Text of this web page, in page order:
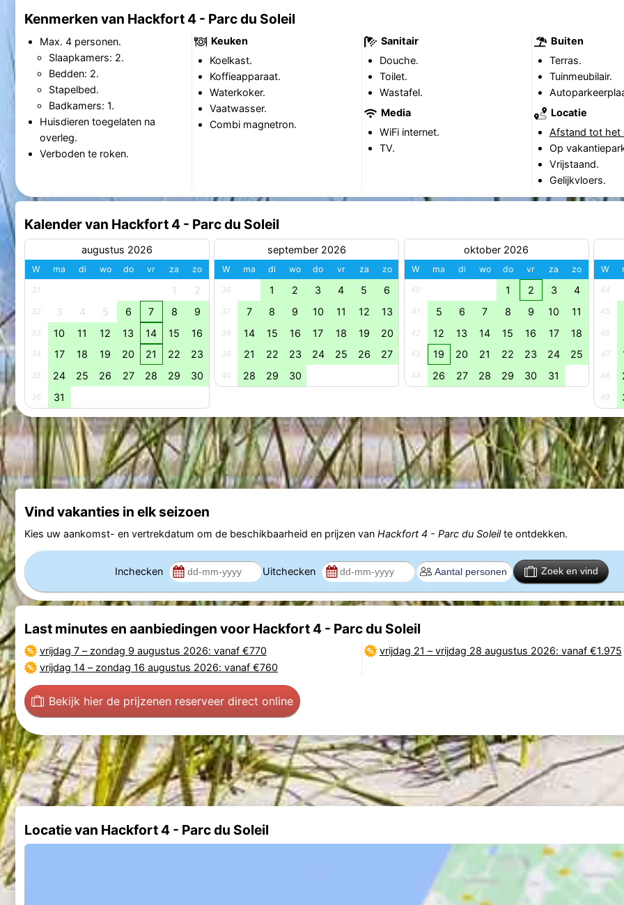
Kenmerken van Hackfort 4 - Parc du Soleil
Max. 4 personen.
Slaapkamers: 2.
Bedden: 2.
Stapelbed.
Badkamers: 1.
Huisdieren toegelaten na
overleg.
Verboden te roken.
Keuken
Koelkast.
Koffieapparaat.
Waterkoker.
Vaatwasser.
Combi magnetron.
Sanitair
Douche.
Toilet.
Wastafel.
Media
WiFi internet.
TV.
Buiten
Terras.
Tuinmeubilair.
Locatie
Afstand tot het
Op
Vrijstaand.
Gelijkvloers.
Kalender van Hackfort 4 - Parc du Soleil
augustus 2026
W ma di wo do vr za zo
31 1 2
32 3 4 5 6 7 8 9
33 10 11 12 13 14 15 16
34 17 18 19 20 21 22 23
35 24 25 26 27 28 29 30
36 31
september 2026
W ma di wo do vr za zo
36 1 2 3 4 5 6
37 7 8 9 10 11 12 13
38 14 15 16 17 18 19 20
39 21 22 23 24 25 26 27
40 28 29 30
oktober 2026
W ma di wo do vr za zo
40 1 2 3 4
41 5 6 7 8 9 10 11
42 12 13 14 15 16 17 18
43 19 20 21 22 23 24 25
44 26 27 28 29 30 31
W
44
45
46
47
48
49
Vind vakanties in elk seizoen
Kies uw aankomst- en vertrekdatum om de beschikbaarheid en prijzen van Hackfort 4 - Parc du Soleilte ontdekken.
Inchecken Uitchecken Zoek en vind
Last minutes en aanbiedingen voor Hackfort 4 - Parc du Soleil
vrijdag 7– zondag 9 augustus 2026: vanaf €770
vrijdag 14– zondag 16 augustus 2026: vanaf €760
vrijdag 21 –vrijdag 28 augustus 2026: vanaf €1.975
Bekijk hier de prijzenen reserveer direct online
Locatie van Hackfort 4 - Parc du Soleil